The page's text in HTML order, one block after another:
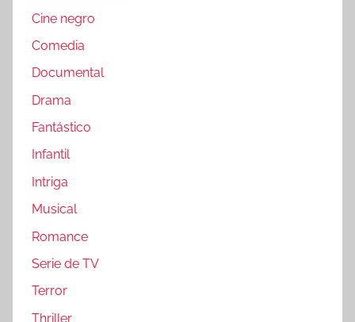
Cine negro
Comedia
Documental
Drama
Fantástico
Infantil
Intriga
Musical
Romance
Serie de TV
Terror
Thriller